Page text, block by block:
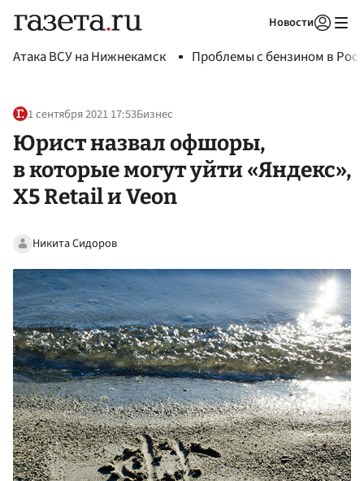
Новости
Атака ВСУ на Нижнекамск Проблемы с бензином в
1 сентября 2021 17:53Бизнес
Юрист назвал офшоры,
в которые могут уйти «Яндекс»,
X5 Retail и Veon
Никита Сидоров